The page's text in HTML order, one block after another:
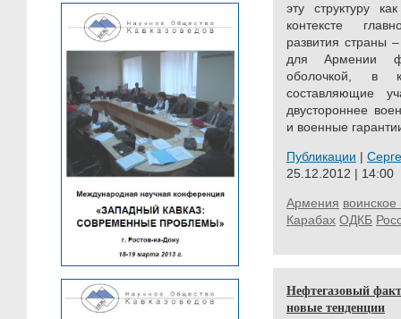
эту структуру
контексте
развития страны
для Армении
оболочкой, в
составляющие
двустороннее
и военные
Публикации |
25.12.2012 | 14:00
Армения воинское
Карабах ОДКБ
Нефтегазовый
новые тенденции